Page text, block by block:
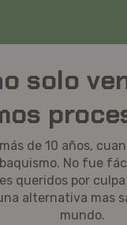
solo
de 10 años,
No fue
queridos por
alternativa mas
mundo.